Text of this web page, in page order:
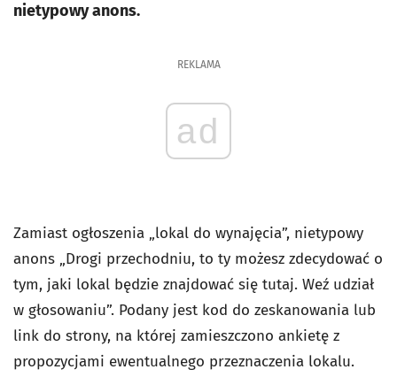
nietypowy anons.
REKLAMA
ad
Zamiast ogłoszenia „lokal do wynajęcia”, nietypowy
anons „Drogi przechodniu, to ty możesz zdecydować o
tym, jaki lokal będzie znajdować się tutaj. Weź udział
w głosowaniu”. Podany jest kod do zeskanowania lub
link do strony, na której zamieszczono ankietę z
propozycjami ewentualnego przeznaczenia lokalu.